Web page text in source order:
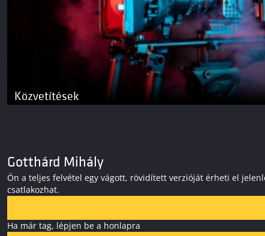
Közvetítések
Gotthárd Mihály
Ön a teljes felvétel egy vágott, rövidített verzióját érheti el
csatlakozhat.
Ha már tag, lépjen be a honlapra